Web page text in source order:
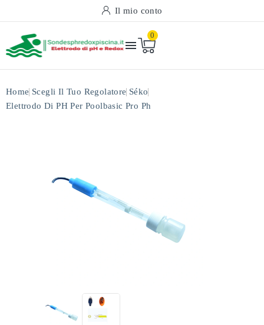
Il mio conto

0
Home Scegli Il Tuo Regolatore Séko
Elettrodo Di PH Per Poolbasic Pro Ph